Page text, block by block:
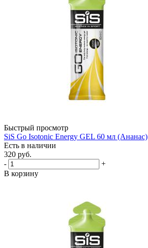
Быстрый просмотр
SiS Go Isotonic Energy GEL 60 мл (Ананас)
Есть в наличии
320 руб.
-
+
В корзину